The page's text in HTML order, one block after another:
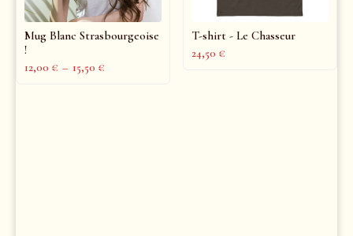
Mug Blanc Strasbourgeoise
!
12,00 € – 15,50 €
T-shirt - Le Chasseur
24,50 €